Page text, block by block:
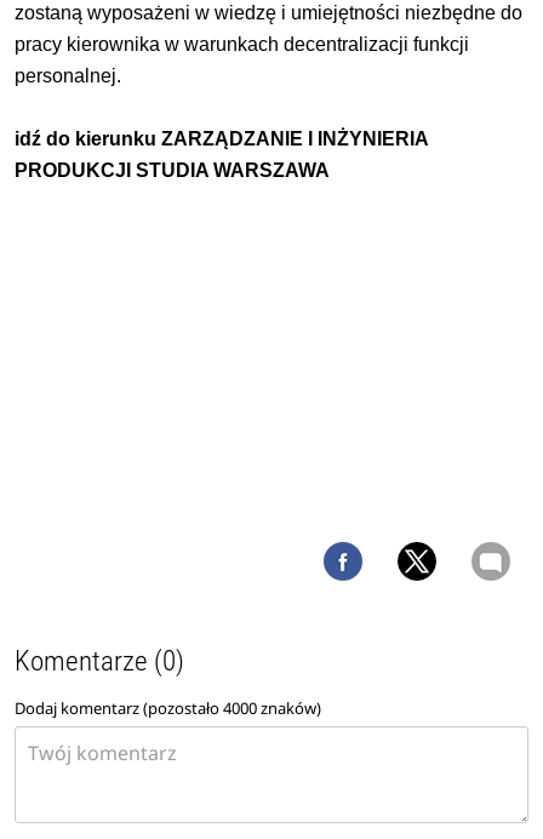
zostaną wyposażeni w wiedzę i umiejętności niezbędne do
pracy kierownika w warunkach decentralizacji funkcji
personalnej.
idź do kierunkuZARZĄDZANIE I INŻYNIERIA
PRODUKCJI STUDIA WARSZAWA
Komentarze (0)
Dodaj komentarz (pozostało4000znaków)